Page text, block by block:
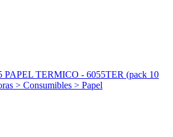
PAPEL TERMICO - 6055TER (pack 10
> Consumibles > Papel